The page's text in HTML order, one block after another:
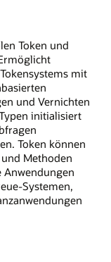
Token und
mit
und Vernichten
initialisiert
Token können
Methoden
Systemen,